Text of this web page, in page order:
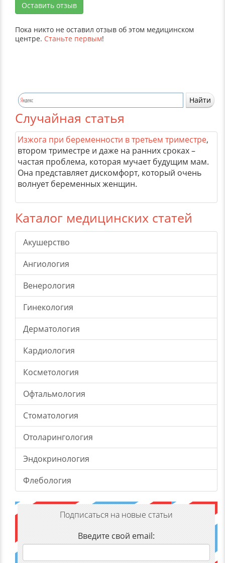
Оставить отзыв
Пока никто не оставил отзыв об этом медицинском
центре. Станьте первым!
Случайная статья
Изжога при беременности в третьем триместре,
втором триместре и даже на ранних сроках –
частая проблема, которая мучает будущим мам.
Она представляет дискомфорт, который очень
волнует беременных женщин.
Каталог медицинских статей
Акушерство
Ангиология
Венерология
Гинекология
Дерматология
Кардиология
Косметология
Офтальмология
Стоматология
Отоларингология
Эндокринология
Флебология
Подписаться на новые статьи
Введите свой email: